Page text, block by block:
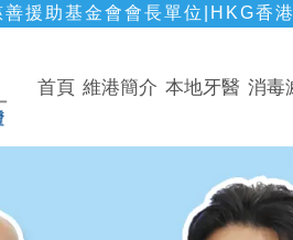
援助基金會會長單位|HKG香
首頁 維港簡介 本地牙醫 消毒